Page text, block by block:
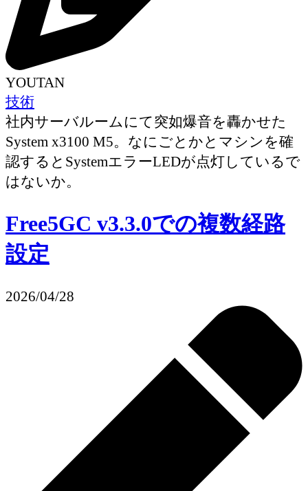
YOUTAN
技術
社内サーバルームにて突如爆音を轟かせた
System x3100 M5。なにごとかとマシンを確
認するとSystemエラーLEDが点灯しているで
はないか。
Free5GC v3.3.0での複数経路
設定
2026/04/28